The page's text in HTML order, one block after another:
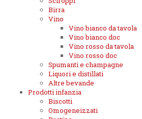
Birra
Vino
Vino bianco da tavola
Vino bianco doc
Vino rosso da tavola
Vino rosso doc
Spumanti e champagne
Liquori e distillati
Altre bevande
Prodotti infanzia
Biscotti
Omogeneizzati